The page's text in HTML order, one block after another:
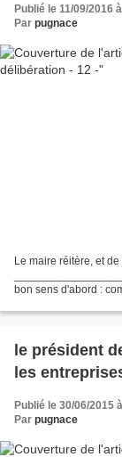
Publié le 11/09/2016
Par pugnace
Le maire réitère, et
bon sens d'abord :
le président
les
Publié le 30/06/2015
Par pugnace